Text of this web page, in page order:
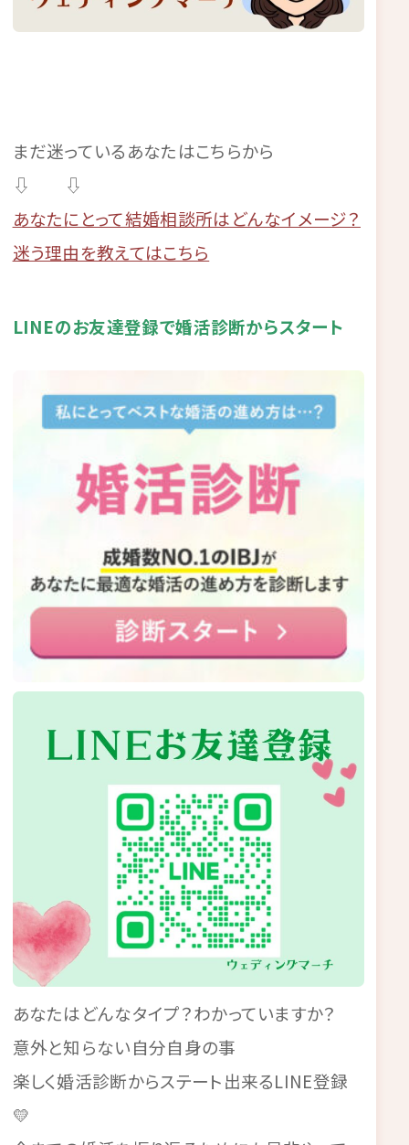
まだ迷っているあなたはこちらから
⇩ ⇩
あなたにとって結婚相談所はどんなイメージ？
迷う理由を教えてはこちら
LINEのお友達登録で婚活診断からスタート
あなたはどんなタイプ？わかっていますか？
意外と知らない自分自身の事
楽しく婚活診断からステート出来るLINE登録
💛